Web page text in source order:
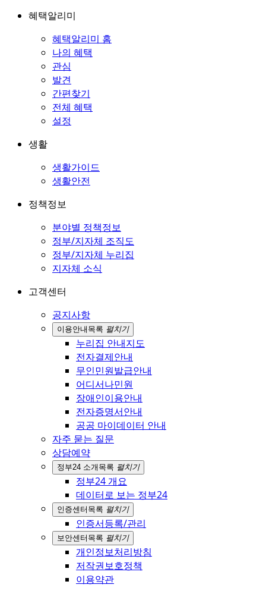
혜택알리미
혜택알리미 홈
나의 혜택
관심
발견
간편찾기
전체 혜택
설정
생활
생활가이드
생활안전
정책정보
분야별 정책정보
정부/지자체 조직도
정부/지자체 누리집
지자체 소식
고객센터
공지사항
이용안내 목록 펼치기
누리집 안내지도
전자결제안내
무인민원발급안내
어디서나민원
장애인이용안내
전자증명서안내
공공 마이데이터 안내
자주 묻는 질문
상담예약
정부24 소개 목록 펼치기
정부24 개요
데이터로 보는 정부24
인증센터 목록 펼치기
인증서등록/관리
보안센터 목록 펼치기
개인정보처리방침
저작권보호정책
이용약관